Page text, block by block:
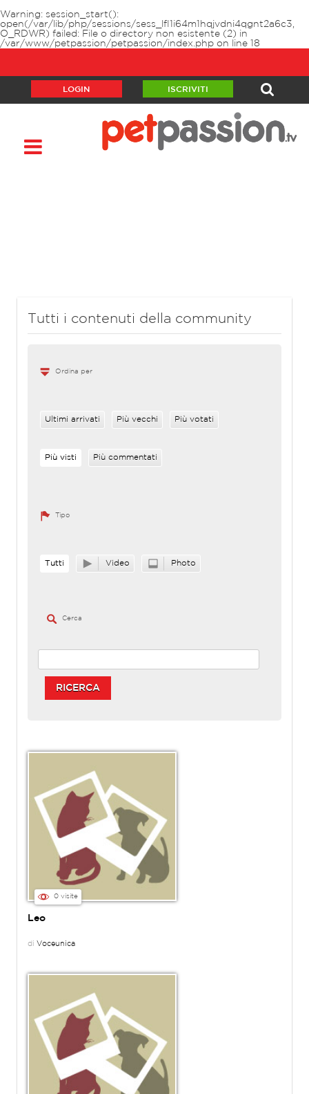
Warning: session_start():
open(/var/lib/php/sessions/sess_lfl1i64m1hqjvdni4qgnt2a6c3,
O_RDWR) failed: File o directory non esistente (2) in
/var/www/petpassion/petpassion/index.php on line 18
LOGIN ISCRIVITI
Tutti i contenuti della community
Ordina per
Ultimi arrivati Più vecchi Più votati
Più visti Più commentati
Tipo
Tutti Video Photo
Cerca
RICERCA
0 visite
Leo
di Voceunica